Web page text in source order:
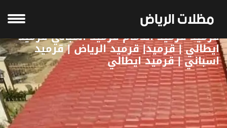
قرميد قرميد الدمام قرميد اسباني قرميد
ايطالي | ‫قرميد| قرميد الرياض | قرميد
اسباني | قرميد ايطالي